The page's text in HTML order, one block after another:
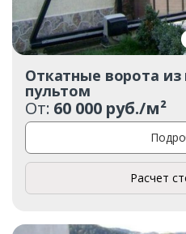
Откатные ворота из
пультом
От: 60 000 руб./м²
Расчет